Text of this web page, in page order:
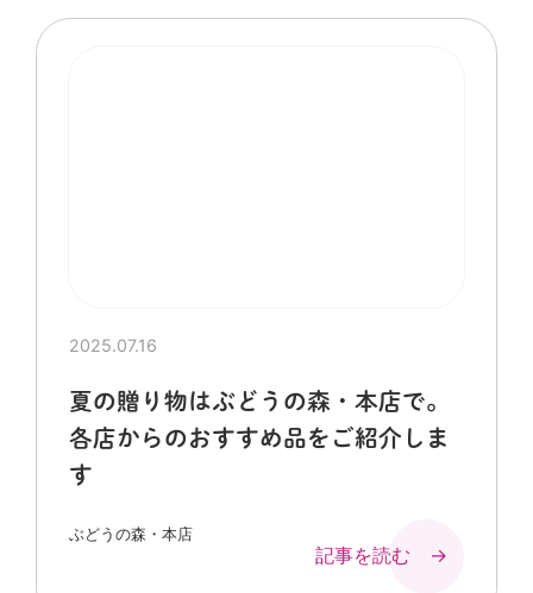
2025.07.16
夏の贈り物はぶどうの森・本店で。
各店からのおすすめ品をご紹介しま
す
ぶどうの森・本店
記事を読む →